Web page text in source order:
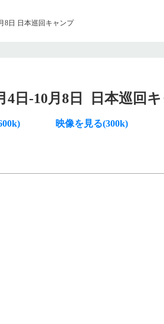
8日 日本巡回キャンプ
4日-10月8日 日本巡回
映像を見る(300k)